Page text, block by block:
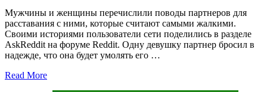
Мужчины и женщины перечислили поводы партнеров для
расставания с ними, которые считают самыми жалкими.
Своими историями пользователи сети поделились в разделе
AskReddit на форуме Reddit. Одну девушку партнер бросил в
надежде, что она будет умолять его …
Read More